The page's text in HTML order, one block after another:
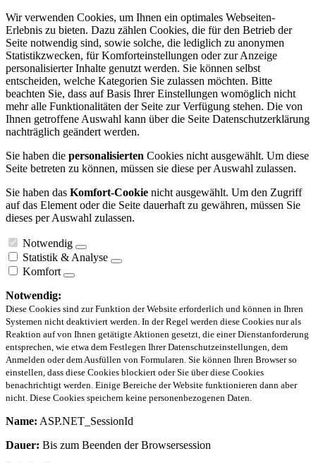
Wir verwenden Cookies, um Ihnen ein optimales Webseiten-
Erlebnis zu bieten. Dazu zählen Cookies, die für den Betrieb der
Seite notwendig sind, sowie solche, die lediglich zu anonymen
Statistikzwecken, für Komforteinstellungen oder zur Anzeige
personalisierter Inhalte genutzt werden. Sie können selbst
entscheiden, welche Kategorien Sie zulassen möchten. Bitte
beachten Sie, dass auf Basis Ihrer Einstellungen womöglich nicht
mehr alle Funktionalitäten der Seite zur Verfügung stehen. Die von
Ihnen getroffene Auswahl kann über die Seite Datenschutzerklärung
nachträglich geändert werden.
Sie haben die personalisierten Cookies nicht ausgewählt. Um diese
Seite betreten zu können, müssen sie diese per Auswahl zulassen.
Sie haben das Komfort-Cookie nicht ausgewählt. Um den Zugriff
auf das Element oder die Seite dauerhaft zu gewähren, müssen Sie
dieses per Auswahl zulassen.
Notwendig
Statistik & Analyse
Komfort
Notwendig:
Diese Cookies sind zur Funktion der Website erforderlich und können in Ihren
Systemen nicht deaktiviert werden. In der Regel werden diese Cookies nur als
Reaktion auf von Ihnen getätigte Aktionen gesetzt, die einer Dienstanforderung
entsprechen, wie etwa dem Festlegen Ihrer Datenschutzeinstellungen, dem
Anmelden oder dem Ausfüllen von Formularen. Sie können Ihren Browser so
einstellen, dass diese Cookies blockiert oder Sie über diese Cookies
benachrichtigt werden. Einige Bereiche der Website funktionieren dann aber
nicht. Diese Cookies speichern keine personenbezogenen Daten.
Name: ASP.NET_SessionId
Dauer: Bis zum Beenden der Browsersession